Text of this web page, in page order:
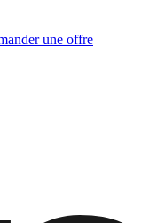
une offre